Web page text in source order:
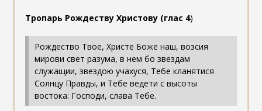
Тропарь Рождеству Христову (глас 4)
Рождество Твое, Христе Боже наш, возсия
мирови свет разума, в нем бо звездам
служащии, звездою учахуся, Тебе кланятися
Солнцу Правды, и Тебе ведети с высоты
востока: Господи, слава Тебе.